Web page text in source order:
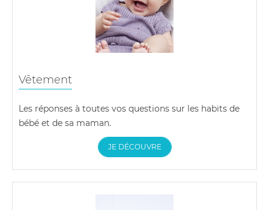
Vêtement
Les réponses à toutes vos questions sur les habits de
bébé et de sa maman.
JE DÉCOUVRE